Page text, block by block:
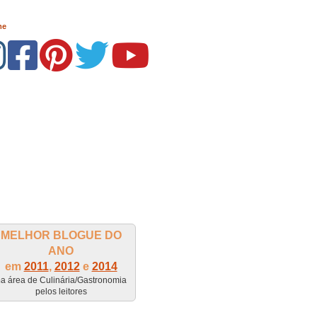
MELHOR BLOGUE DO
ANO
em 2011, 2012e 2014
área de Culinária/Gastronomia
pelos leitores